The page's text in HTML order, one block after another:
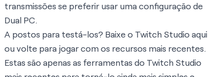
transmissões se preferir usar uma configuração de
Dual PC.
A postos para testá-los? Baixe o Twitch Studio aqui
ou volte para jogar com os recursos mais recentes.
Estas são apenas as ferramentas do Twitch Studio